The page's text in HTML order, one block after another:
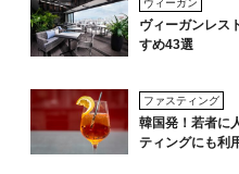
ヴィーガンレス
すめ43選
ファスティング
韓国発！若者に
ティングにも利